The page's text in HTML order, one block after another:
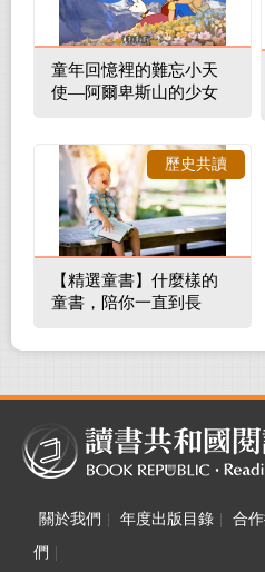
童年回憶裡的難忘小天
使—阿爾卑斯山的少女
【精選童書】什麼樣的
童書，陪你一直到長
歷史共讀
關於我們 年度出版目錄 合
們